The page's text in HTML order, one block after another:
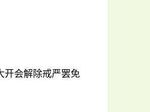
开会解除戒严罢免